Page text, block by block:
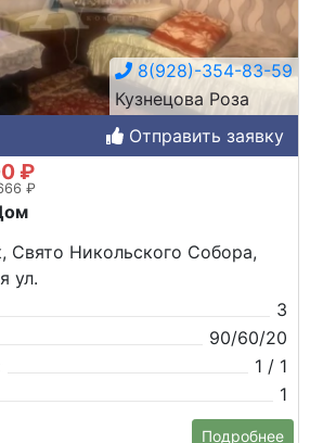
8(928)-354-83-59
Кузнецова Роза
Отправить заявку
₽
₽
Свято Никольского Собора,
ул.
3
90/60/20
1 / 1
1
Подробнее